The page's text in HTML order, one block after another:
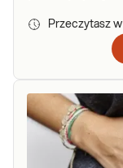
Przeczytasz w